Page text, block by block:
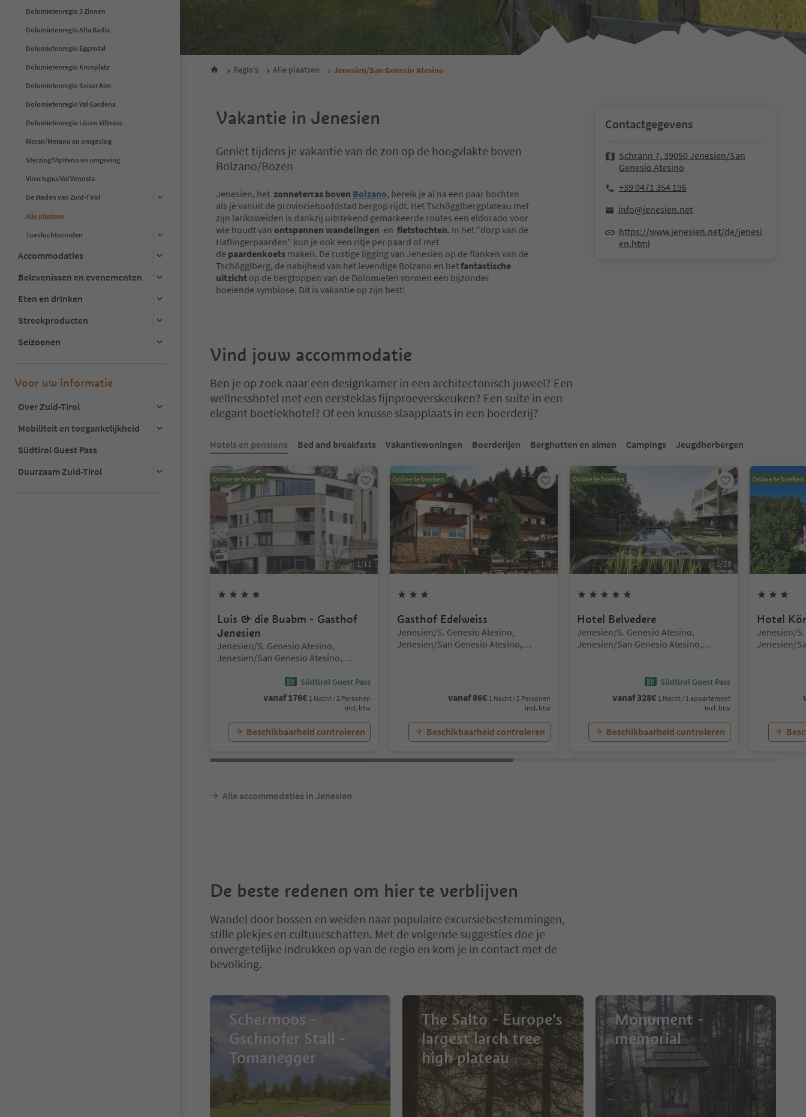
Dolomietenregio 3 Zinnen
Dolomietenregio Alta Badia
Dolomietenregio Eggental
Dolomietenregio Kronplatz
Dolomietenregio Seiser Alm
Dolomietenregio Val Gardena
Dolomietenregio Lüsen Villnöss
Meran/Merano en omgeving
Sterzing/Vipiteno en omgeving
Vinschgau/Val Venosta
De steden van Zuid-Tirol
Alle plaatsen
Toevluchtsoorden
Accommodaties
Belevenissen en evenementen
Eten en drinken
Streekproducten
Seizoenen
Voor uw informatie
Over Zuid-Tirol
Mobiliteit en toegankelijkheid
Südtirol Guest Pass
Duurzaam Zuid-Tirol
Regio's Alle plaatsen Jenesien/San Genesio Atesino
Vakantie in Jenesien
Geniet tijdens je vakantie van de zon op de hoogvlakte boven
Bolzano/Bozen
Jenesien, het zonneterras boven Bolzano, bereik je al na een paar bochten
als je vanuit de provinciehoofdstad bergop rijdt. Het Tschögglbergplateau met
zijn lariksweiden is dankzij uitstekend gemarkeerde routes een eldorado voor
wie houdt van ontspannen wandelingen en fietstochten. In het "dorp van de
Haflingerpaarden" kun je ook een ritje per paard of met
de paardenkoets maken. De rustige ligging van Jenesien op de flanken van de
Tschögglberg, de nabijheid van het levendige Bolzano en hetfantastische
uitzicht op de bergtoppen van de Dolomieten vormen een bijzonder
boeiende symbiose. Dit is vakantie op zijn best!
Contactgegevens
Schrann 7, 39050 Jenesien/San
Genesio Atesino
+39 0471 354 196
info@jenesien.net
https://www.jenesien.net/de/jenesi
en.html
Vind jouw accommodatie
Ben je op zoek naar een designkamer in een architectonisch juweel? Een
wellnesshotel met een eersteklas fijnproeverskeuken? Een suite in een
elegant boetiekhotel? Of een knusse slaapplaats in een boerderij?
Hotels en pensions Bed and breakfasts Vakantiewoningen Boerderijen Berghutten en almen Campings Jeugdherbergen
Online te boeken
1/11
Luis & die Buabm - Gasthof
Jenesien
Locatie:
Jenesien/S. Genesio Atesino,
Jenesien/San Genesio Atesino,
Südtirol Guest Pass
vanaf176€ 1 Nacht / 2 Personen
Incl. btw
Beschikbaarheid controleren
Online te boeken
1/9
Gasthof Edelweiss
Locatie:
Jenesien/S. Genesio Atesino,
Jenesien/San Genesio Atesino,
vanaf86€ 1 Nacht / 2 Personen
Incl. btw
Beschikbaarheid controleren
Online te boeken
1/28
Hotel Belvedere
Locatie:
Jenesien/S. Genesio Atesino,
Jenesien/San Genesio Atesino,
Südtirol Guest Pass
vanaf328€ 1 Nacht / 1 appartement
Incl. btw
Beschikbaarheid controleren
Online te boeken
Hotel
Locatie:
Jenesien/
Jenesien/
Alle accommodaties in Jenesien
De beste redenen om hier te verblijven
Wandel door bossen en weiden naar populaire excursiebestemmingen,
stille plekjes en cultuurschatten. Met de volgende suggesties doe je
onvergetelijke indrukken op van de regio en kom je in contact met de
bevolking.
Schermoos -
Gschnofer Stall -
Tomanegger
The Salto - Europe's
largest larch tree
high plateau
Monument -
memorial